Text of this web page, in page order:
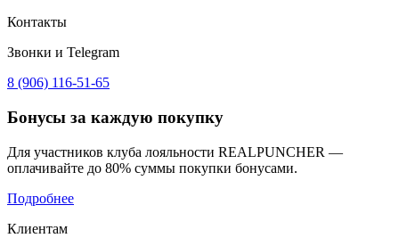
Контакты
Звонки и Telegram
8 (906) 116-51-65
Бонусы за каждую покупку
Для участников клуба лояльности REALPUNCHER —
оплачивайте до 80% суммы покупки бонусами.
Подробнее
Клиентам